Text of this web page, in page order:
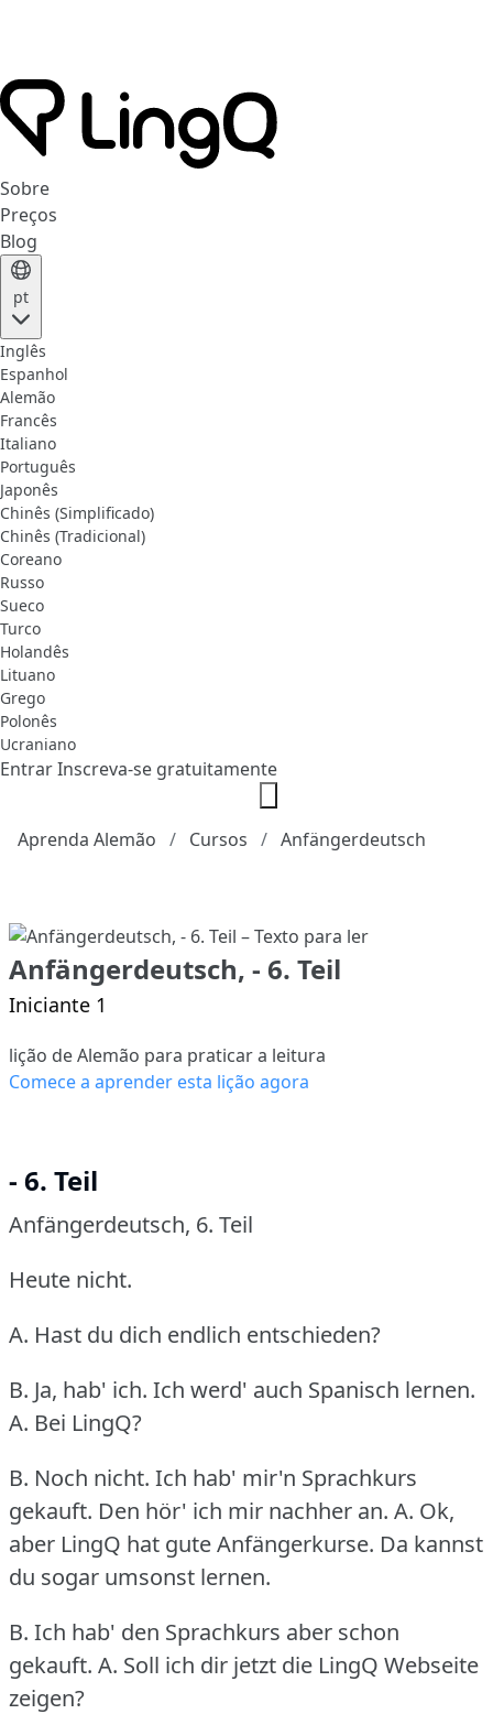
Sobre
Preços
Blog
pt
Inglês
Espanhol
Alemão
Francês
Italiano
Português
Japonês
Chinês (Simplificado)
Chinês (Tradicional)
Coreano
Russo
Sueco
Turco
Holandês
Lituano
Grego
Polonês
Ucraniano
EntrarInscreva-se gratuitamente
Aprenda Alemão Cursos Anfängerdeutsch
Anfängerdeutsch, - 6. Teil
Iniciante 1
lição de Alemão para praticar a leitura
Comece a aprender esta lição agora
- 6. Teil
Anfängerdeutsch, 6. Teil
Heute nicht.
A. Hast du dich endlich entschieden?
B. Ja, hab' ich. Ich werd' auch Spanisch lernen.
A. Bei LingQ?
B. Noch nicht. Ich hab' mir'n Sprachkurs
gekauft. Den hör' ich mir nachher an. A. Ok,
aber LingQ hat gute Anfängerkurse. Da kannst
du sogar umsonst lernen.
B. Ich hab' den Sprachkurs aber schon
gekauft. A. Soll ich dir jetzt die LingQ Webseite
zeigen?